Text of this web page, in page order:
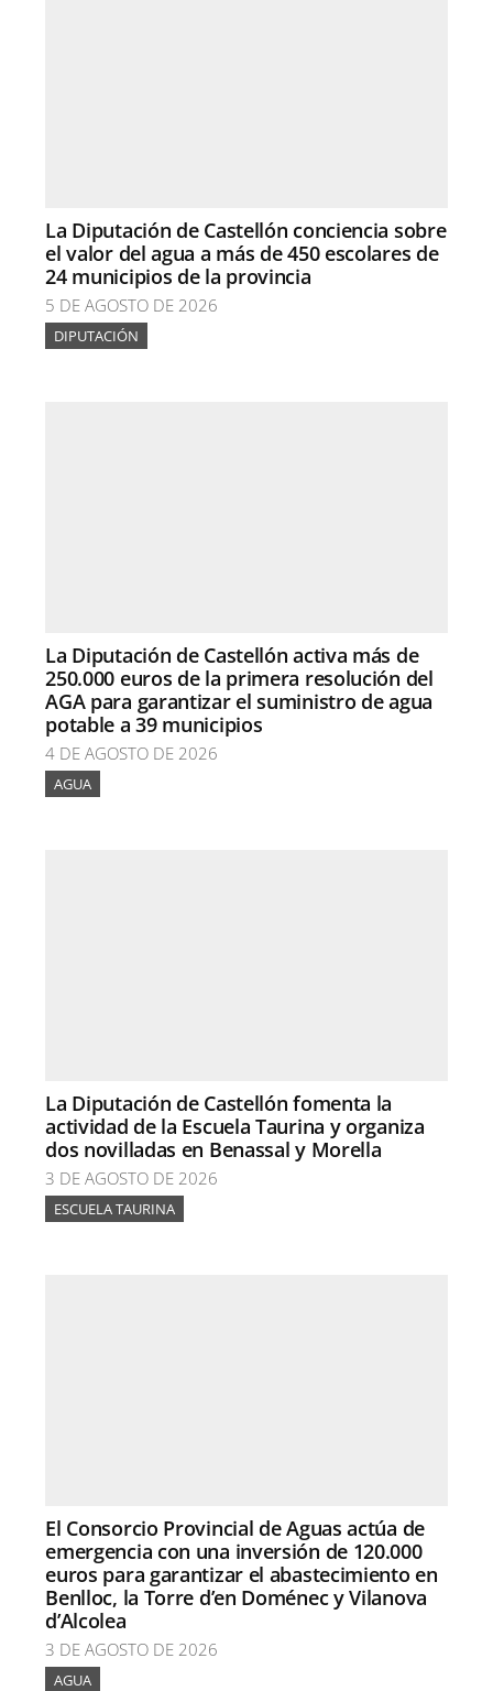
La Diputación de Castellón conciencia sobre
el valor del agua a más de 450 escolares de
24 municipios de la provincia
5 DE AGOSTO DE 2026
DIPUTACIÓN
La Diputación de Castellón activa más de
250.000 euros de la primera resolución del
AGA para garantizar el suministro de agua
potable a 39 municipios
4 DE AGOSTO DE 2026
AGUA
La Diputación de Castellón fomenta la
actividad de la Escuela Taurina y organiza
dos novilladas en Benassal y Morella
3 DE AGOSTO DE 2026
ESCUELA TAURINA
El Consorcio Provincial de Aguas actúa de
emergencia con una inversión de 120.000
euros para garantizar el abastecimiento en
Benlloc, la Torre d’en Doménec y Vilanova
d’Alcolea
3 DE AGOSTO DE 2026
AGUA